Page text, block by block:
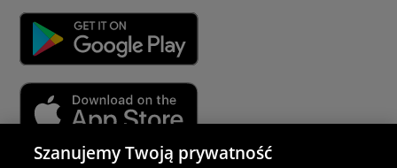
Szanujemy Twoją prywatność